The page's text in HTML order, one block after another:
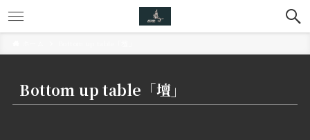
Bottom up table「壇」